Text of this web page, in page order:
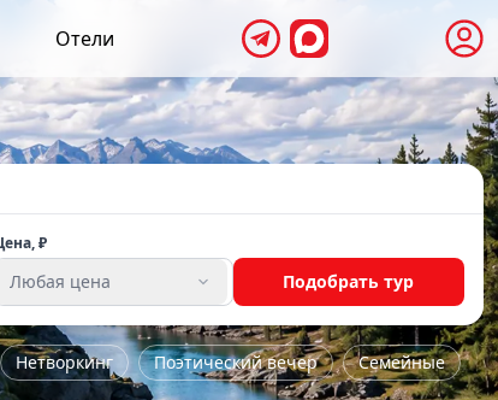
Отели
₽
Любая цена Подобрать тур
Нетворкинг Поэтический вечер
Семейные